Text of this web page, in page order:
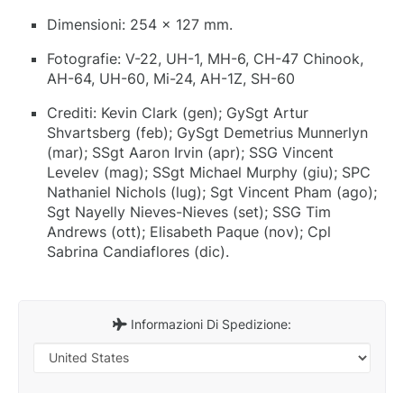
Dimensioni: 254 x 127 mm.
Fotografie: V-22, UH-1, MH-6, CH-47 Chinook,
AH-64, UH-60, Mi-24, AH-1Z, SH-60
Crediti: Kevin Clark (gen); GySgt Artur
Shvartsberg (feb); GySgt Demetrius Munnerlyn
(mar); SSgt Aaron Irvin (apr); SSG Vincent
Levelev (mag); SSgt Michael Murphy (giu); SPC
Nathaniel Nichols (lug); Sgt Vincent Pham (ago);
Sgt Nayelly Nieves-Nieves (set); SSG Tim
Andrews (ott); Elisabeth Paque (nov); Cpl
Sabrina Candiaflores (dic).
Informazioni Di Spedizione: